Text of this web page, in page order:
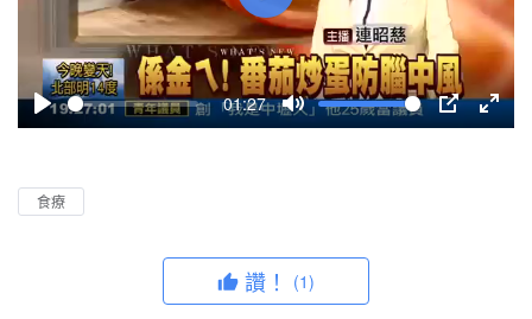
P
a
01:27
M
P
E
P
l
a
y
食療
讚！ (1)